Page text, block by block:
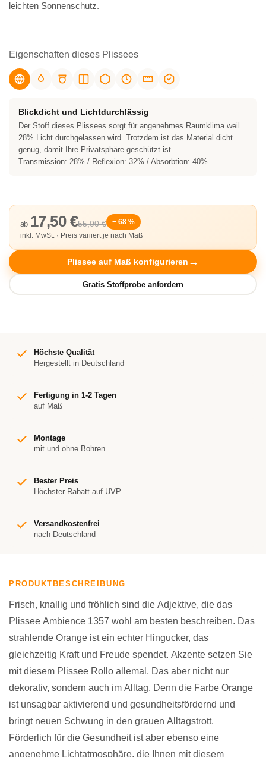
leichten Sonnenschutz.
Eigenschaften dieses Plissees
Blickdicht und Lichtdurchlässig
Der Stoff dieses Plissees sorgt für angenehmes Raumklima weil
28% Licht durchgelassen wird. Trotzdem ist das Material dicht
genug, damit Ihre Privatsphäre geschützt ist.
Transmission: 28% / Reflexion: 32% / Absorbtion: 40%
55,00 €
ab 17,50 €
− 68 %
inkl. MwSt. · Preis variiert je nach Maß
Plissee auf Maß konfigurieren
Höchste Qualität
Hergestellt in Deutschland
Fertigung in 1-2 Tagen
auf Maß
Montage
mit und ohne Bohren
Bester Preis
Höchster Rabatt auf UVP
Versandkostenfrei
nach Deutschland
PRODUKTBESCHREIBUNG
Frisch, knallig und fröhlich sind die Adjektive, die das
Plissee Ambience 1357 wohl am besten beschreiben. Das
strahlende Orange ist ein echter Hingucker, das
gleichzeitig Kraft und Freude spendet. Akzente setzen Sie
mit diesem Plissee Rollo allemal. Das aber nicht nur
dekorativ, sondern auch im Alltag. Denn die Farbe Orange
ist unsagbar aktivierend und gesundheitsfördernd und
bringt neuen Schwung in den grauen Alltagstrott.
Förderlich für die Gesundheit ist aber ebenso eine
angenehme Lichtatmosphäre, die Ihnen mit diesem